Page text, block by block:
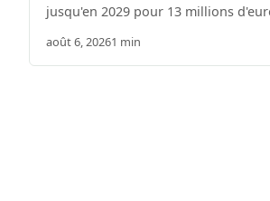
jusqu'en 2029 pour 13 millions
août 6, 20261 min